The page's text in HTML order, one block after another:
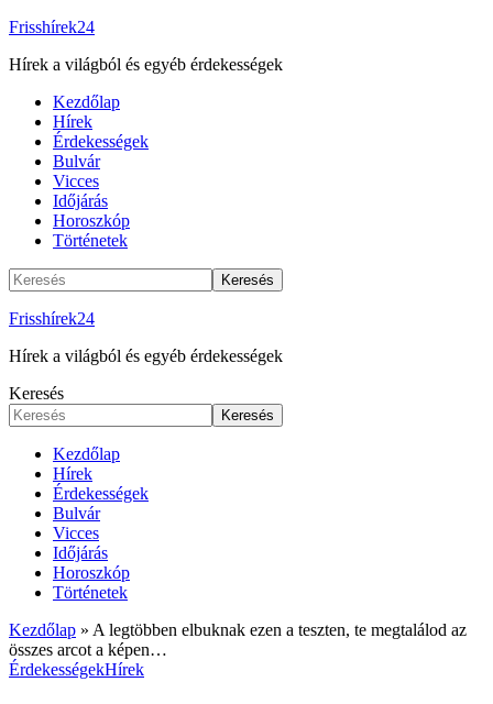
Frisshírek24
Hírek a világból és egyéb érdekességek
Kezdőlap
Hírek
Érdekességek
Bulvár
Vicces
Időjárás
Horoszkóp
Történetek
Frisshírek24
Hírek a világból és egyéb érdekességek
Keresés
Kezdőlap
Hírek
Érdekességek
Bulvár
Vicces
Időjárás
Horoszkóp
Történetek
Kezdőlap » A legtöbben elbuknak ezen a teszten, te megtalálod az
összes arcot a képen…
ÉrdekességekHírek